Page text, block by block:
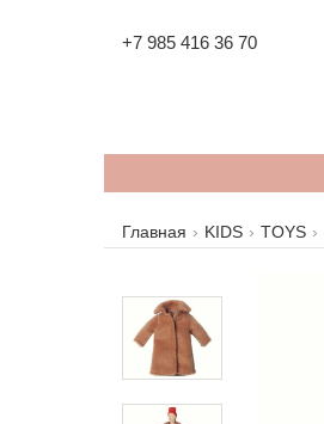
+7 985 416 36 70
Главная KIDS TOYS